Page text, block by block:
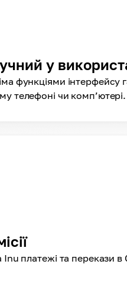
у
функціями інтерфейсу
телефоні чи комп’ютері.
Inu платежі та перекази